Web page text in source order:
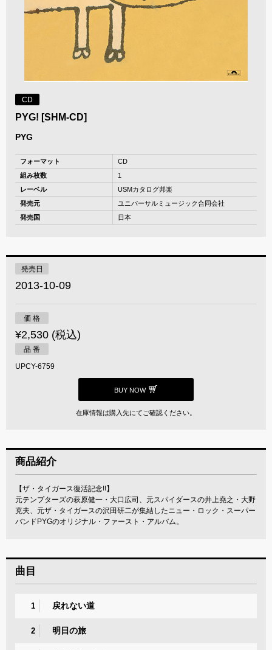
CD
PYG! [SHM-CD]
PYG
フォーマット
CD
組み枚数
1
レーベル
USMカタログ邦楽
発売元
ユニバーサルミュージック合同会社
発売国
日本
発売日
2013-10-09
価 格
¥2,530 (税込)
品 番
UPCY-6759
BUY NOW
在庫情報は購入先にてご確認ください。
商品紹介
【ザ・タイガース復活記念!!】
元テンプターズの萩原健一・大口広司、元スパイダースの井上堯之・大野
克夫、元ザ・タイガースの沢田研二が集結したニュー・ロック・スーパー
バンドPYGのオリジナル・ファースト・アルバム。
曲目
1 戻れない道
2 明日の旅